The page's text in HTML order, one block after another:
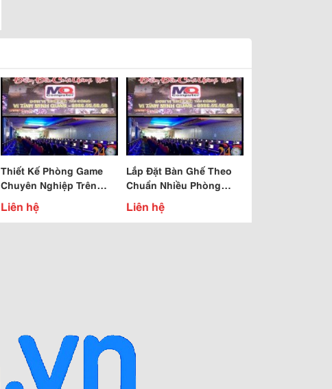
Thiết Kế Phòng Game
Chuyên Nghiệp Trên
Toàn Quốc Giá Tốt Nhất,
Thiết Bi 100%
Liên hệ
Lắp Đặt Bàn Ghế Theo
Chuẩn Nhiều Phòng
Game Vip Hiện Nay Với
Giá Thành Rẻ
Liên hệ